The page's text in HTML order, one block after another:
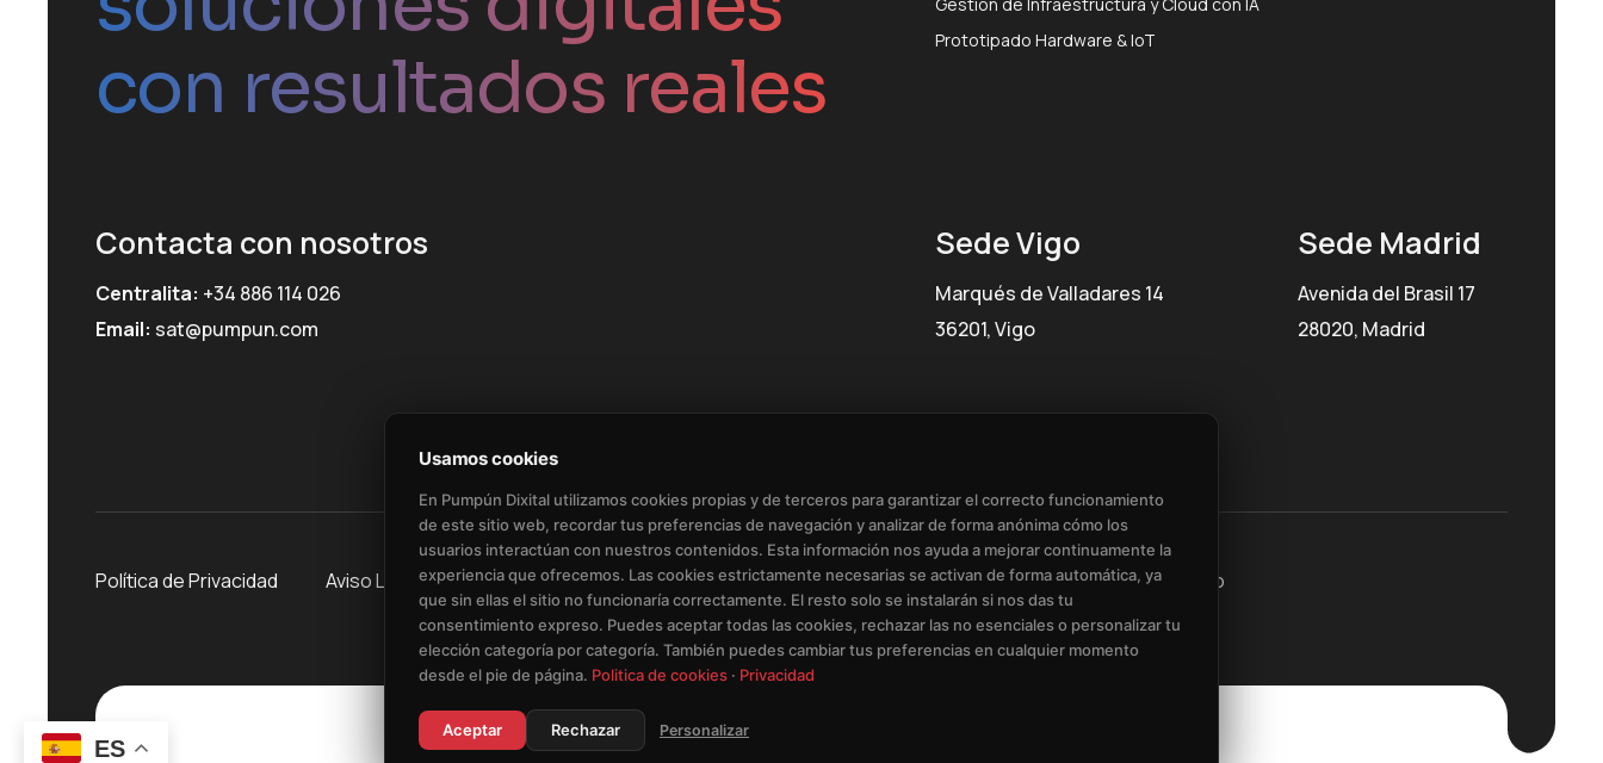
ES
con resultados reales
Prototipado Hardware & IoT
Contacta con nosotros
Centralita: +34 886 114 026
Email: sat@pumpun.com
Sede Vigo
Marqués de Valladares 14
36201, Vigo
Sede Madrid
Avenida del Brasil 17
28020, Madrid
Política de Privacidad​ Aviso Legal​ Política de Cookies Eliminación de Datos de Usuario Condiciones del Servicio
© Copyright - Pumpun Dixital S.L.
Usamos cookies
En Pumpún Dixital utilizamos cookies propias y de terceros para garantizar el correcto funcionamiento
de este sitio web, recordar tus preferencias de navegación y analizar de forma anónima cómo los
usuarios interactúan con nuestros contenidos. Esta información nos ayuda a mejorar continuamente la
experiencia que ofrecemos. Las cookies estrictamente necesarias se activan de forma automática, ya
que sin ellas el sitio no funcionaría correctamente. El resto solo se instalarán si nos das tu
consentimiento expreso. Puedes aceptar todas las cookies, rechazar las no esenciales o personalizar tu
elección categoría por categoría. También puedes cambiar tus preferencias en cualquier momento
desde el pie de página. Politica de cookies · Privacidad
Aceptar Rechazar Personalizar